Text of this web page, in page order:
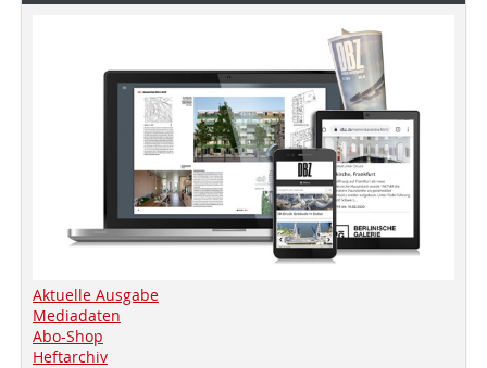
Aktuelle Ausgabe
Mediadaten
Abo-Shop
Heftarchiv